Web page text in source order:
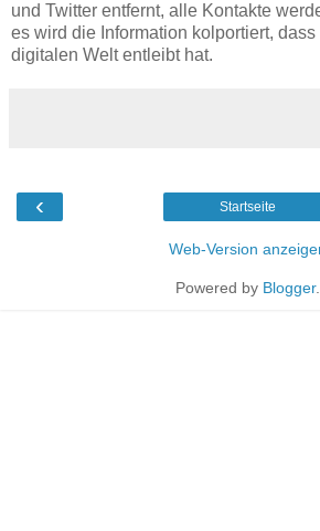
und Twitter entfernt, alle Kontakte
es wird die Information kolportiert,
digitalen Welt entleibt hat.
‹ Startseite
Web-Version
Powered by Blogger.